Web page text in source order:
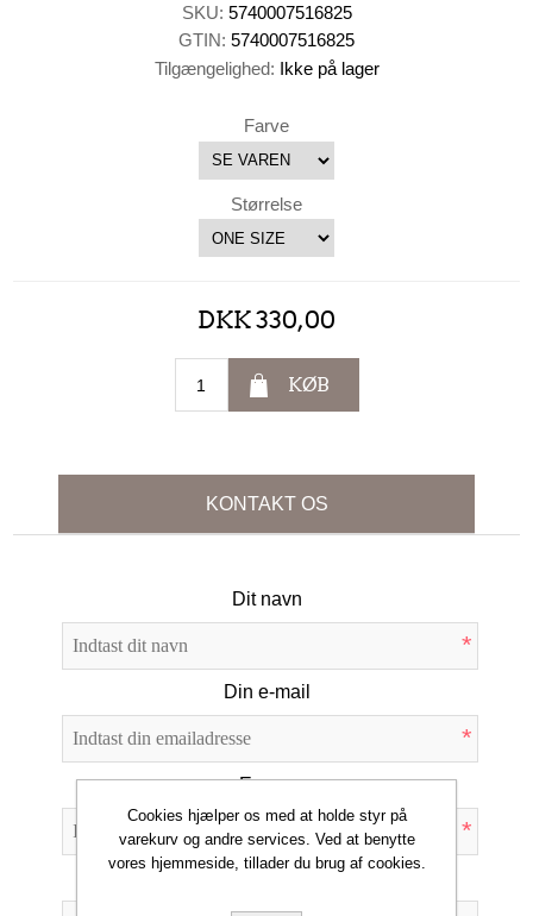
SKU: 5740007516825
GTIN: 5740007516825
Tilgængelighed: Ikke på lager
Farve
Størrelse
DKK 330,00
KØB
KONTAKT OS
Dit navn
*
Din e-mail
*
Emne:
*
Forespørgsel
Cookies hjælper os med at holde styr på
varekurv og andre services. Ved at benytte
vores hjemmeside, tillader du brug af cookies.